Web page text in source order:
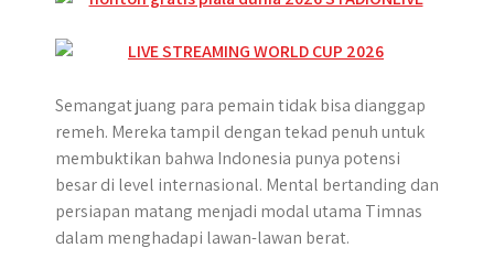
Semangat juang para pemain tidak bisa dianggap
remeh. Mereka tampil dengan tekad penuh untuk
membuktikan bahwa Indonesia punya potensi
besar di level internasional. Mental bertanding dan
persiapan matang menjadi modal utama Timnas
dalam menghadapi lawan-lawan berat.